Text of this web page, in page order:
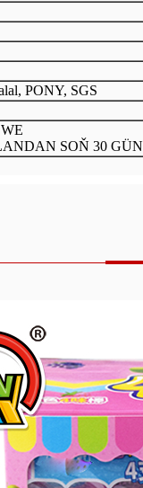
PONY, SGS
SOŇ 30 GÜN